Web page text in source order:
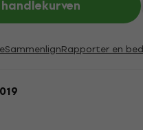
SammenlignRapporter en